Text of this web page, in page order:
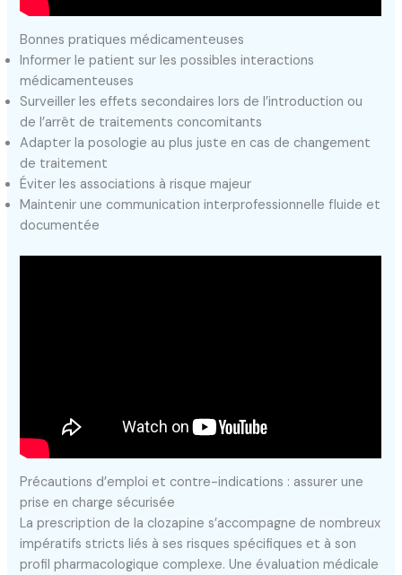
Bonnes pratiques médicamenteuses
Informer le patient sur les possibles interactions
médicamenteuses
Surveiller les effets secondaires lors de l’introduction ou
de l’arrêt de traitements concomitants
Adapter la posologie au plus juste en cas de changement
de traitement
Éviter les associations à risque majeur
Maintenir une communication interprofessionnelle fluide et
documentée
Précautions d’emploi et contre-indications : assurer une
prise en charge sécurisée
La prescription de la clozapine s’accompagne de nombreux
impératifs stricts liés à ses risques spécifiques et à son
profil pharmacologique complexe. Une évaluation médicale